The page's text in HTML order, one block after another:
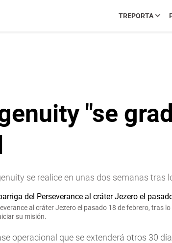
TREPORTA
"se
se realice en unas dos semanas tras
al cráter Jezero el pasado 18 de febrero, tras
su misión.
operacional que se extenderá otros 30